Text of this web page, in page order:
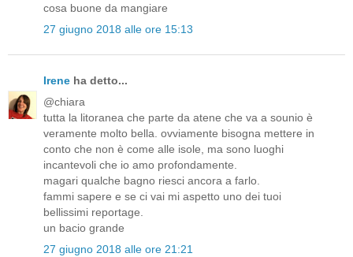
cosa buone da mangiare
27 giugno 2018 alle ore 15:13
Irene ha detto...
@chiara
tutta la litoranea che parte da atene che va a sounio è
veramente molto bella. ovviamente bisogna mettere in
conto che non è come alle isole, ma sono luoghi
incantevoli che io amo profondamente.
magari qualche bagno riesci ancora a farlo.
fammi sapere e se ci vai mi aspetto uno dei tuoi
bellissimi reportage.
un bacio grande
27 giugno 2018 alle ore 21:21